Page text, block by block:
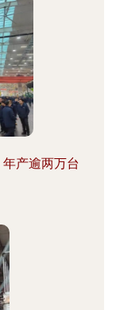
产逾两万台